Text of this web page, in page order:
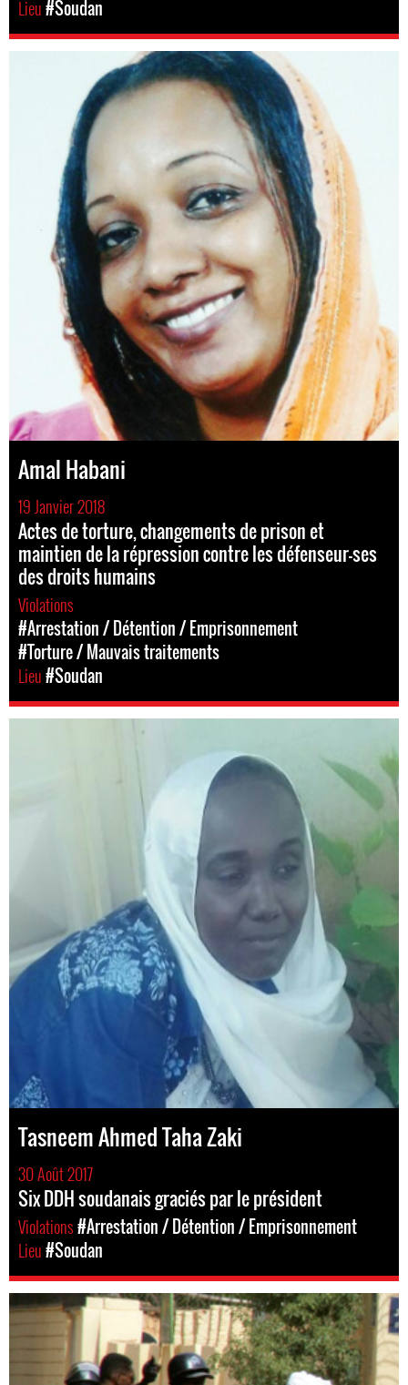
Lieu#Soudan
Amal Habani
19 Janvier 2018
Actes de torture, changements de prison et
maintien de la répression contre les défenseur-ses
des droits humains
Violations
#Arrestation / Détention / Emprisonnement
#Torture / Mauvais traitements
Lieu#Soudan
Tasneem Ahmed Taha Zaki
30 Août 2017
Six DDH soudanais graciés par le président
Violations#Arrestation / Détention / Emprisonnement
Lieu#Soudan